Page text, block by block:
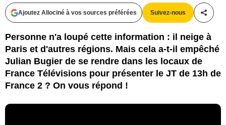
Ajoutez Allociné à vos sources préférées Suivez-nous
Personne n'a loupé cette information : il neige à
Paris et d'autres régions. Mais cela a-t-il empêché
Julian Bugier de se rendre dans les locaux de
France Télévisions pour présenter le JT de 13h de
France 2 ? On vous répond !